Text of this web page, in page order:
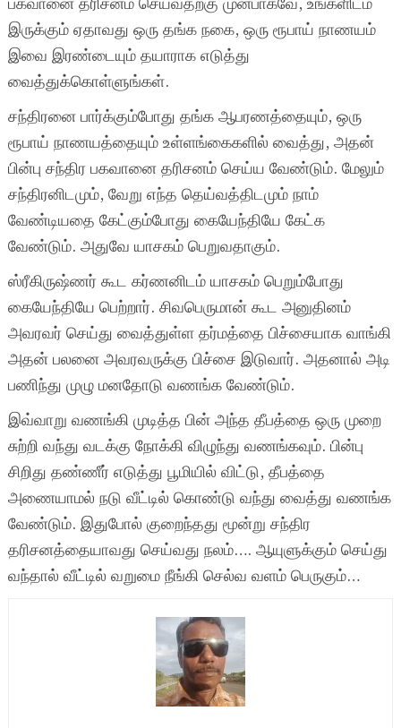
இருக்கும் ஏதாவது ஒரு தங்க நகை, ஒரு ரூபாய் நாணயம்
இவை இரண்டையும் தயாராக எடுத்து
வைத்துக்கொள்ளுங்கள்.
சந்திரனை பார்க்கும்போது தங்க ஆபரணத்தையும், ஒரு
ரூபாய் நாணயத்தையும் உள்ளங்கைகளில் வைத்து, அதன்
பின்பு சந்திர பகவானை தரிசனம் செய்ய வேண்டும். மேலும்
சந்திரனிடமும், வேறு எந்த தெய்வத்திடமும் நாம்
வேண்டியதை கேட்கும்போது கையேந்தியே கேட்க
வேண்டும். அதுவே யாசகம் பெறுவதாகும்.
ஸ்ரீகிருஷ்ணர் கூட கர்ணனிடம் யாசகம் பெறும்போது
கையேந்தியே பெற்றார். சிவபெருமான் கூட அனுதினம்
அவரவர் செய்து வைத்துள்ள தர்மத்தை பிச்சையாக வாங்கி
அதன் பலனை அவரவருக்கு பிச்சை இடுவார். அதனால் அடி
பணிந்து முழு மனதோடு வணங்க வேண்டும்.
இவ்வாறு வணங்கி முடித்த பின் அந்த தீபத்தை ஒரு முறை
சுற்றி வந்து வடக்கு நோக்கி விழுந்து வணங்கவும். பின்பு
சிறிது தண்ணீர் எடுத்து பூமியில் விட்டு, தீபத்தை
அணையாமல் நடு வீட்டில் கொண்டு வந்து வைத்து வணங்க
வேண்டும். இதுபோல் குறைந்தது மூன்று சந்திர
தரிசனத்தையாவது செய்வது நலம்…. ஆயுளுக்கும் செய்து
வந்தால் வீட்டில் வறுமை நீங்கி செல்வ வளம் பெருகும்…